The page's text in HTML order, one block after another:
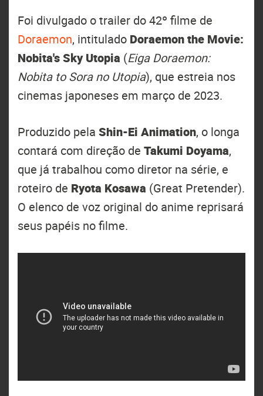
Foi divulgado o trailer do 42º filme de
Doraemon, intitulado Doraemon the Movie:
Nobita's Sky Utopia (Eiga Doraemon:
Nobita to Sora no Utopia), que estreia nos
cinemas japoneses em março de 2023.
Produzido pela Shin-Ei Animation, o longa
contará com direção de Takumi Doyama,
que já trabalhou como diretor na série, e
roteiro de Ryota Kosawa (Great Pretender).
O elenco de voz original do anime reprisará
seus papéis no filme.